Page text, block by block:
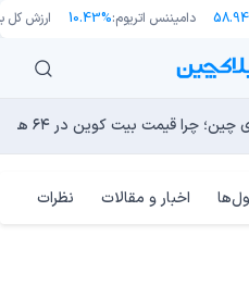
دامیننس اتریوم:10.43% ارزش کل
قیمت بیت کوین در ۶۴ هزار دلار درجا می‌زند؟
بیت کوین؛ آیا دوران رالی‌های
بیت‌کوین را بسیار بالاتر خواهد برد
واقعیِ جعلی» به جدیدترین جنون
اخبار و مقالات نظرات